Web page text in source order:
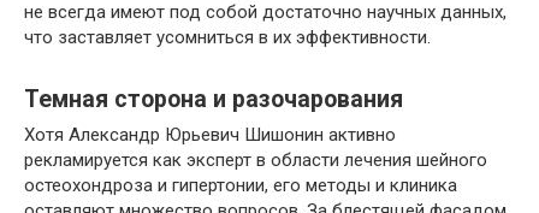
не всегда имеют под собой достаточно научных данных,
что заставляет усомниться в их эффективности​.
Темная сторона и разочарования
Хотя Александр Юрьевич Шишонин активно
рекламируется как эксперт в области лечения шейного
остеохондроза и гипертонии, его методы и клиника